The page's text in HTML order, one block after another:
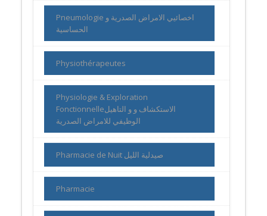
Pneumologie اخصائيي الامراض الصدرية و
الحساسية
Physiothérapeutes
Physiologie & Exploration
Fonctionnelleالاستكشاف و و التاهيل
الوظيفي للامراض الصدرية
Pharmacie de Nuit صيدلية الليل
Pharmacie